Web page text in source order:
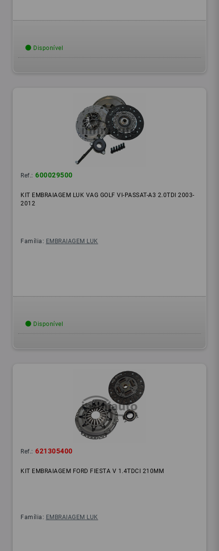
Disponível
Ref.: 600029500
KIT EMBRAIAGEM LUK VAG GOLF VI-PASSAT-A3 2.0TDI 2003-
2012
Família: EMBRAIAGEM LUK
Disponível
Ref.: 621305400
KIT EMBRAIAGEM FORD FIESTA V 1.4TDCI 210MM
Família: EMBRAIAGEM LUK